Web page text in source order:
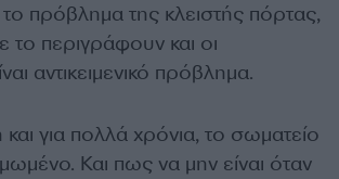
πρόβλημα της κλειστής πόρτας,
περιγράφουν και οι
αντικειμενικό πρόβλημα.
και για πολλά χρόνια, το σωματείο
Και πως να μην είναι όταν